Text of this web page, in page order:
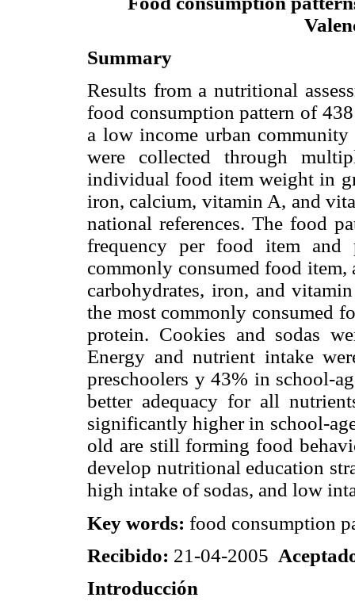
Summary
Results from a nutritional
food consumption pattern of
a low income urban
were collected through
individual food item weight in
iron, calcium, vitamin A, and
national references. The food
frequency per food item and
commonly consumed food
carbohydrates, iron, and
the most commonly consumed
protein. Cookies and sodas
Energy and nutrient intake
preschoolers y 43% in school-
better adequacy for all
significantly higher in school-
old are still forming food
develop nutritional education
high intake of sodas, and low
Key words: food consumption
Recibido: 21-04-2005
Introducción